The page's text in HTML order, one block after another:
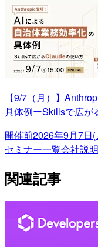
【9/7（月）】
具体例ーSkillsで広が
開催前2026年9月7日(
セミナー一覧会社説
関連記事